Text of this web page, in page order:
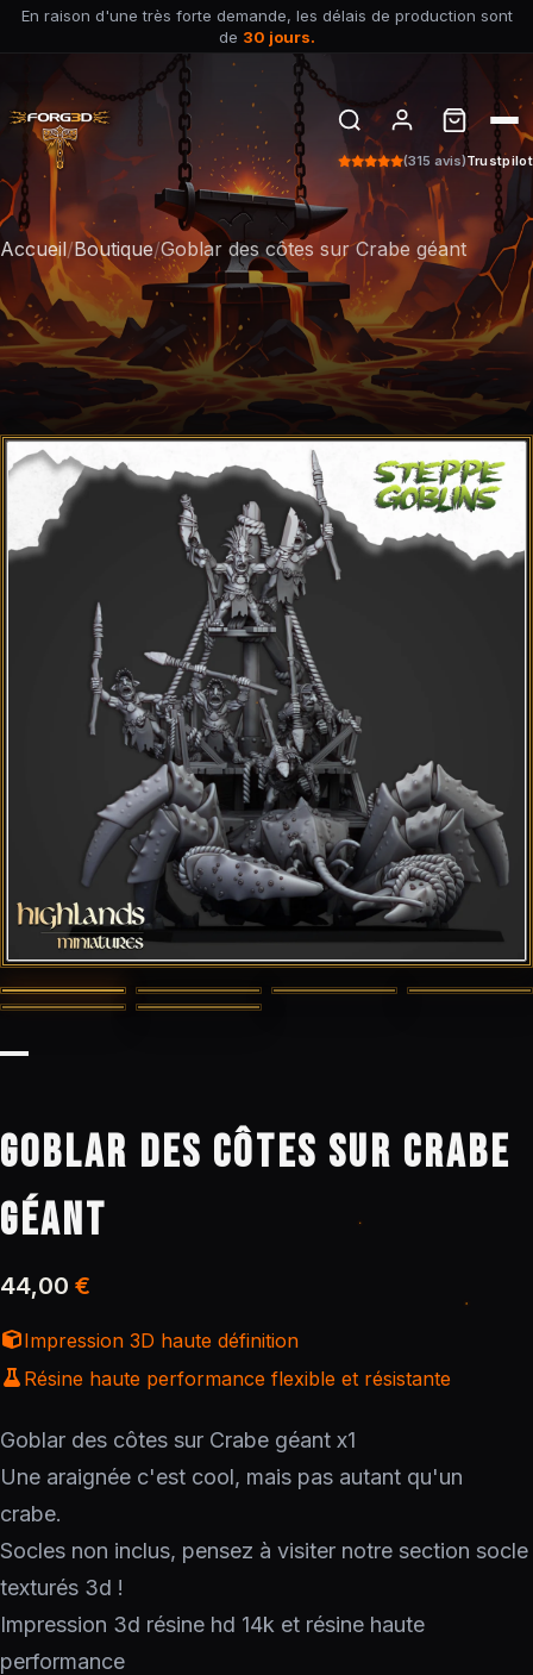
En raison d'une très forte demande, les délais de production sont
de 30 jours.
(315 avis)Trustpilot
Accueil/Boutique/Goblar des côtes sur Crabe géant
GOBLAR DES CÔTES SUR CRABE
GÉANT
44,00 €
Impression 3D haute définition
Résine haute performance flexible et résistante
Goblar des côtes sur Crabe géant x1
Une araignée c'est cool, mais pas autant qu'un
crabe.
Socles non inclus, pensez à visiter notre section socle
texturés 3d !
Impression 3d résine hd 14k et résine haute
performance